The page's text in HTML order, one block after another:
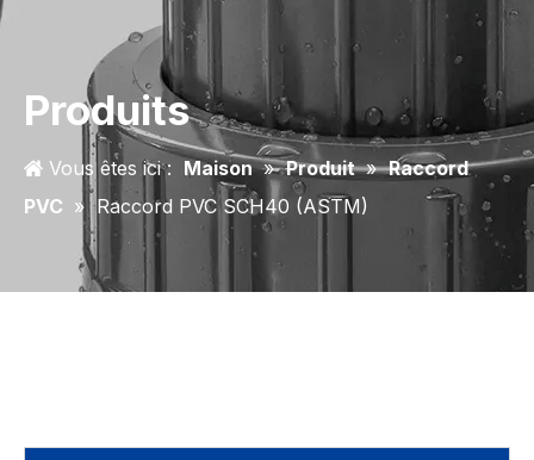
Produits
Vous êtes ici : Maison » Produit » Raccord
PVC » Raccord PVC SCH40 (ASTM)